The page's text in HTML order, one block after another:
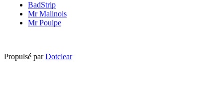
BadStrip
Mr Malinois
Mr Poulpe
Propulsé parDotclear